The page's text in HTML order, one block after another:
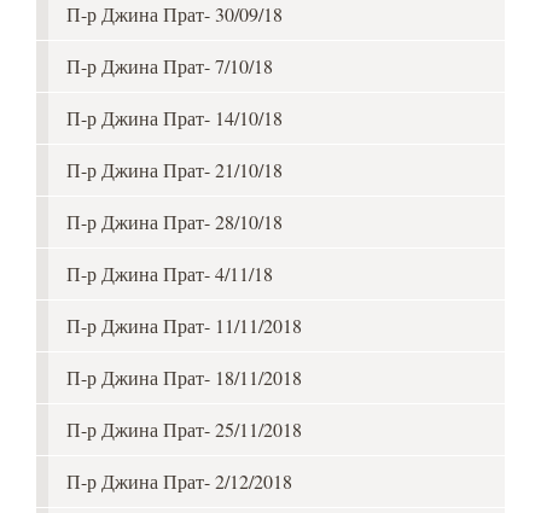
П-р Джина Прат- 30/09/18
П-р Джина Прат- 7/10/18
П-р Джина Прат- 14/10/18
П-р Джина Прат- 21/10/18
П-р Джина Прат- 28/10/18
П-р Джина Прат- 4/11/18
П-р Джина Прат- 11/11/2018
П-р Джина Прат- 18/11/2018
П-р Джина Прат- 25/11/2018
П-р Джина Прат- 2/12/2018